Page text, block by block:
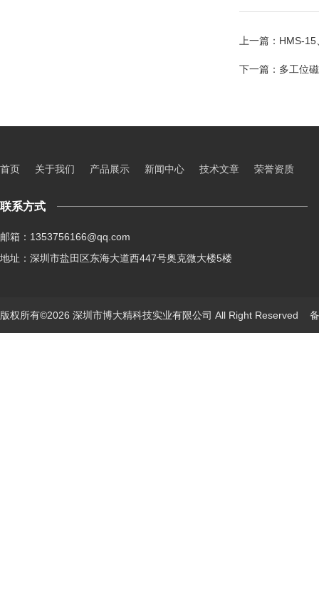
上一篇： HMS-15
下一篇： 多工位
首页 关于我们 产品展示 新闻中心 技术文章 荣誉资质
联系方式
邮箱：1353756166@qq.com
地址：深圳市盐田区东海大道西447号奥克微大楼5楼
版权所有©2026 深圳市博大精科技实业有限公司 All Right Reserved